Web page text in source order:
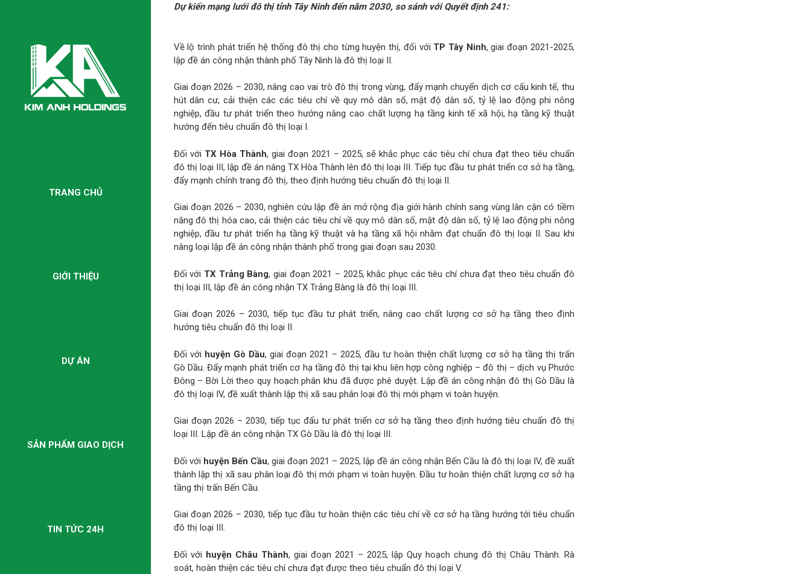
TRANG CHỦ
GIỚI THIỆU
DỰ ÁN
SẢN PHẨM GIAO DỊCH
TIN TỨC 24H
Dự kiến mạng lưới đô thị tỉnh Tây Ninh đến năm 2030, so sánh với Quyết định 241:
Về lộ trình phát triển hệ thống đô thị cho từng huyện thị, đối với TP Tây Ninh, giai đoạn 2021-2025,
lập đề án công nhận thành phố Tây Ninh là đô thị loại II.
Giai đoạn 2026 – 2030, nâng cao vai trò đô thị trong vùng, đẩy mạnh chuyển dịch cơ cấu kinh tế, thu
hút dân cư, cải thiện các các tiêu chí về quy mô dân số, mật độ dân số, tỷ lệ lao động phi nông
nghiệp, đầu tư phát triển theo hướng nâng cao chất lượng hạ tầng kinh tế xã hội, hạ tầng kỹ thuật
hướng đến tiêu chuẩn đô thị loại I.
Đối với TX Hòa Thành, giai đoạn 2021 – 2025, sẽ khắc phục các tiêu chí chưa đạt theo tiêu chuẩn
đô thị loại III, lập đề án nâng TX Hòa Thành lên đô thị loại III. Tiếp tục đầu tư phát triển cơ sở hạ tầng,
đẩy mạnh chỉnh trang đô thị, theo định hướng tiêu chuẩn đô thị loại II.
Giai đoạn 2026 – 2030, nghiên cứu lập đề án mở rộng địa giới hành chính sang vùng lân cận có tiềm
năng đô thị hóa cao, cải thiện các tiêu chí về quy mô dân số, mật độ dân số, tỷ lệ lao động phi nông
nghiệp, đầu tư phát triển hạ tầng kỹ thuật và hạ tầng xã hội nhằm đạt chuẩn đô thị loại II. Sau khi
nâng loại lập đề án công nhận thành phố trong giai đoạn sau 2030.
Đối với TX Trảng Bàng, giai đoạn 2021 – 2025, khắc phục các tiêu chí chưa đạt theo tiêu chuẩn đô
thị loại III, lập đề án công nhận TX Trảng Bàng là đô thị loại III.
Giai đoạn 2026 – 2030, tiếp tục đầu tư phát triển, nâng cao chất lượng cơ sở hạ tầng theo định
hướng tiêu chuẩn đô thị loại II.
Đối với huyện Gò Dầu, giai đoạn 2021 – 2025, đầu tư hoàn thiện chất lượng cơ sở hạ tầng thị trấn
Gò Dầu. Đẩy mạnh phát triển cơ hạ tầng đô thị tại khu liên hợp công nghiệp – đô thị – dịch vụ Phước
Đông – Bời Lời theo quy hoạch phân khu đã được phê duyệt. Lập đề án công nhận đô thị Gò Dầu là
đô thị loại IV, đề xuất thành lập thị xã sau phân loại đô thị mới phạm vi toàn huyện.
Giai đoạn 2026 – 2030, tiếp tục đẩu tư phát triển cơ sở hạ tầng theo định hướng tiêu chuẩn đô thị
loại III. Lập đề án công nhận TX Gò Dầu là đô thị loại III.
Đối với huyện Bến Cầu, giai đoạn 2021 – 2025, lập đề án công nhận Bến Cầu là đô thị loại IV, đề xuất
thành lập thị xã sau phân loại đô thị mới phạm vi toàn huyện. Đầu tư hoàn thiện chất lượng cơ sở hạ
tầng thị trấn Bến Cầu.
Giai đoạn 2026 – 2030, tiếp tục đầu tư hoàn thiện các tiêu chí về cơ sở hạ tầng hướng tới tiêu chuẩn
đô thị loại III.
Đối với huyện Châu Thành, giai đoạn 2021 – 2025, lập Quy hoạch chung đô thị Châu Thành. Rà
soát, hoàn thiện các tiêu chí chưa đạt được theo tiêu chuẩn đô thị loại V.